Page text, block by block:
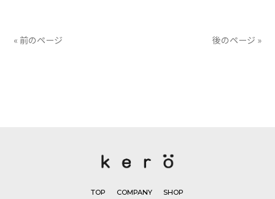
« 前のページ 後のページ »
TOP COMPANY SHOP